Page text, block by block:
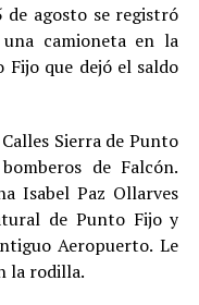
de agosto se registró
camioneta en la
Fijo que dejó el saldo
Sierra de Punto
de Falcón.
Isabel Paz Ollarves
de Punto Fijo y
Aeropuerto. Le
la rodilla.